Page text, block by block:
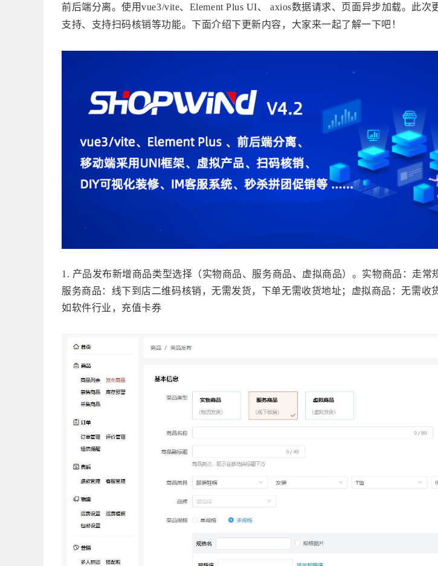
前后端分离。使用vue3/vite、Element Plus UI、 axios数据请求、页面异步加载。此次
支持、支持扫码核销等功能。下面介绍下更新内容， 大家来一起了解一下吧！
1. 产品发布新增商品类型选择（实物商品、服务商品、虚拟商品）。实物商品：走常
服务商品：线下到店二维码核销，无需发货，下单无需收货地址；虚拟商品：无需收
如软件行业，充值卡券